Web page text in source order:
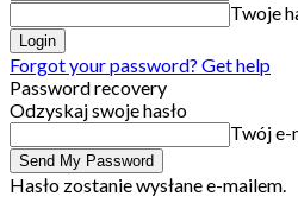
Twoje
Forgot your password? Get help
Password recovery
Odzyskaj swoje hasło
Twój e-
Hasło zostanie wysłane e-mailem.